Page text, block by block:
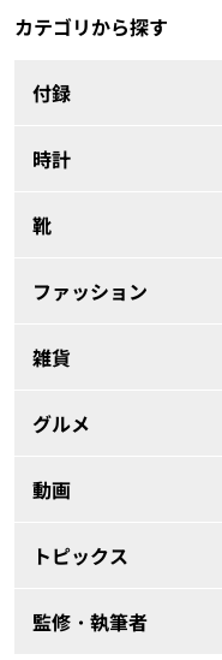
カテゴリから探す
付録
時計
靴
ファッション
雑貨
グルメ
動画
トピックス
監修・執筆者